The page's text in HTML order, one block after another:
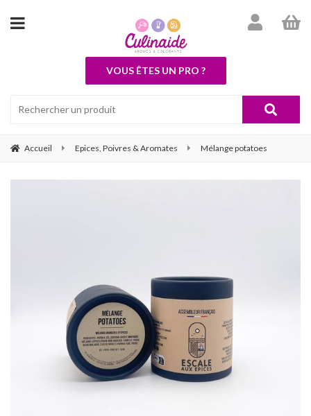
VOUS ÊTES UN PRO ?
Accueil Epices, Poivres & Aromates Mélange potatoes